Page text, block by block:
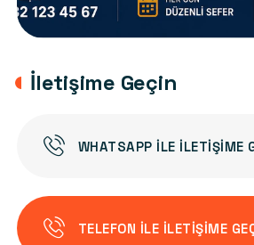
İletişime Geçin
WHATSAPP ILE İLETIŞIME
TELEFON ILE İLETIŞIME